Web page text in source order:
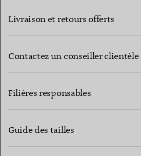
Livraison et retours offerts
Contactez un conseiller clientèle
Filières responsables
Guide des tailles